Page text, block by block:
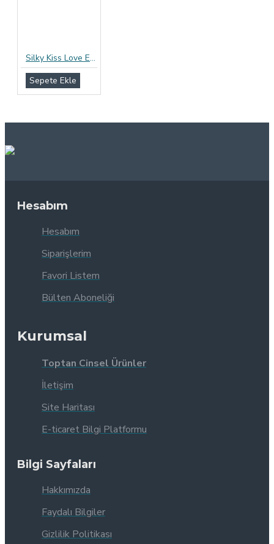
Silky Kiss Love Ekstra İnce Prezervatif 12li Paket
Sepete Ekle
Hesabım
Hesabım
Siparişlerim
Favori Listem
Bülten Aboneliği
Kurumsal
Toptan Cinsel Ürünler
İletişim
Site Haritası
E-ticaret Bilgi Platformu
Bilgi Sayfaları
Hakkımızda
Faydalı Bilgiler
Gizlilik Politikası